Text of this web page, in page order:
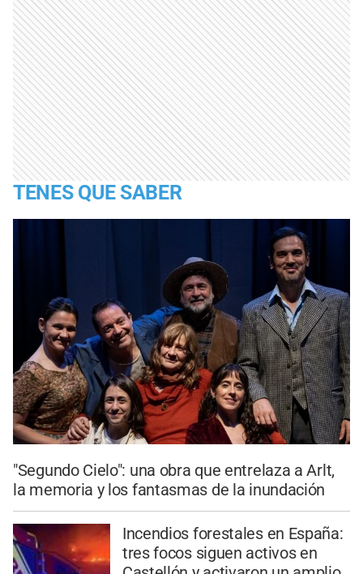
TENES QUE SABER
"Segundo Cielo": una obra que entrelaza a Arlt,
la memoria y los fantasmas de la inundación
Incendios forestales en España:
tres focos siguen activos en